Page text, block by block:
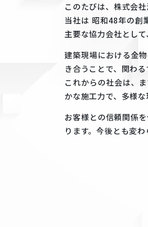
このたびは、株式会
当社は 昭和48年の創
主要な協力会社とし
建築現場における金
き合うことで、関わ
これからの社会は、
かな施工力で、多様
お客様との信頼関係
ります。今後とも変